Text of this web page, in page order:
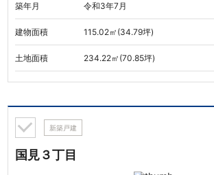
築年月 令和3年7月
建物面積 115.02㎡(34.79坪)
土地面積 234.22㎡(70.85坪)
新築戸建
国見３丁目